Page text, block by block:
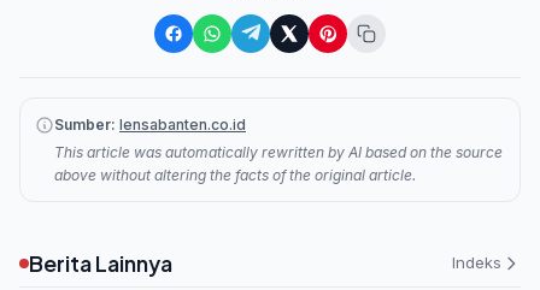
Sumber: lensabanten.co.id
This article was automatically rewritten by AI based on the source
above without altering the facts of the original article.
Berita Lainnya Indeks